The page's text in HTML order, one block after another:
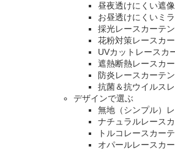
昼夜透けにくい遮
お昼透けにくいミ
採光レースカーテン
花粉対策レースカ
UVカットレースカ
遮熱断熱レースカ
防炎レースカーテン
抗菌＆抗ウイルス
デザインで選ぶ
無地（シンプル）
ナチュラルレース
トルコレースカー
オパールレースカ